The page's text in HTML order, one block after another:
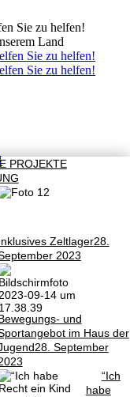
Sie zu helfen!
Land
PROJEKTE
Zeltlager28.
2023
und
im Haus der
28. September
“Ich
habe